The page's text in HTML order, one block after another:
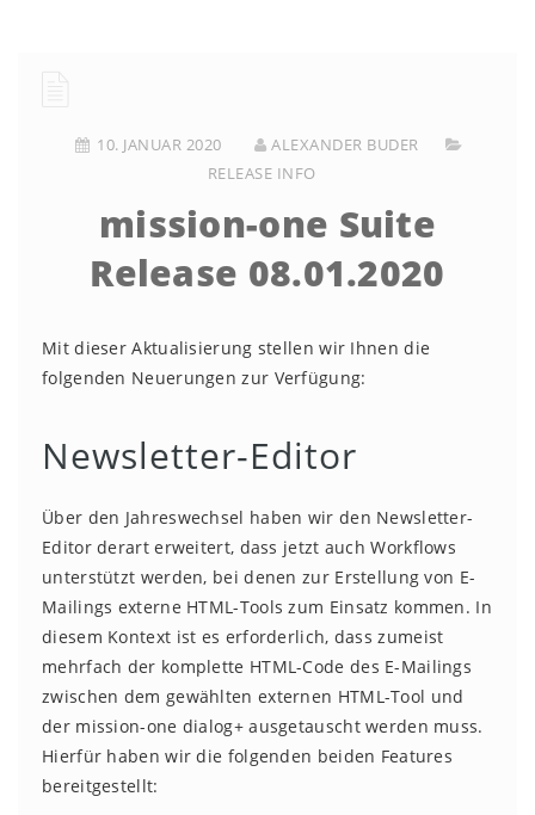
10. JANUAR 2020
ALEXANDER BUDER
RELEASE INFO
mission-one Suite
Release 08.01.2020
Mit dieser Aktualisierung stellen wir Ihnen die
folgenden Neuerungen zur Verfügung:
Newsletter-Editor
Über den Jahreswechsel haben wir den Newsletter-
Editor derart erweitert, dass jetzt auch Workflows
unterstützt werden, bei denen zur Erstellung von E-
Mailings externe HTML-Tools zum Einsatz kommen. In
diesem Kontext ist es erforderlich, dass zumeist
mehrfach der komplette HTML-Code des E-Mailings
zwischen dem gewählten externen HTML-Tool und
der mission-one dialog+ ausgetauscht werden muss.
Hierfür haben wir die folgenden beiden Features
bereitgestellt: